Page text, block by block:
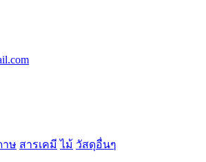
าษ สารเคมี ไม้ วัสดุอื่นๆ